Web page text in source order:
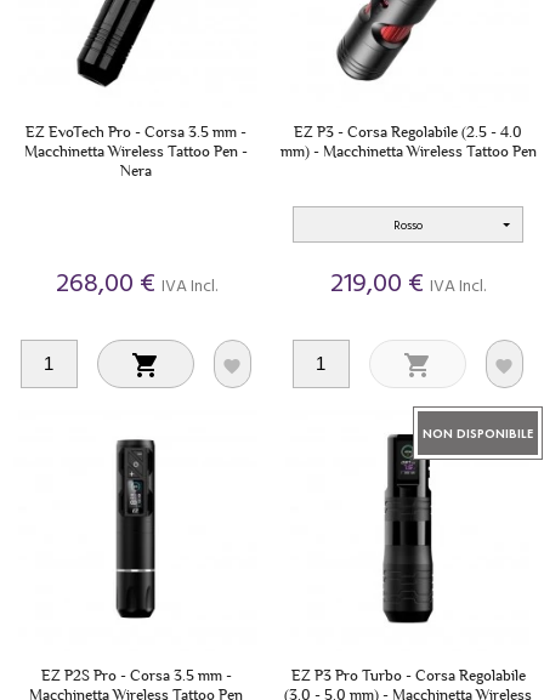
EZ EvoTech Pro - Corsa 3.5 mm -
Macchinetta Wireless Tattoo Pen -
Nera
268,00 € IVA Incl.
 
EZ P3 - Corsa Regolabile (2.5 - 4.0
mm) - Macchinetta Wireless Tattoo Pen
Rosso
219,00 € IVA Incl.
 
EZ P2S Pro - Corsa 3.5 mm -
Macchinetta Wireless Tattoo Pen
NON DISPONIBILE
EZ P3 Pro Turbo - Corsa Regolabile
(3.0 - 5.0 mm) - Macchinetta Wireless